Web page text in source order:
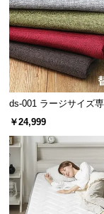
o.,
ストレッ
ストレッチ生
伸縮性のある
と相性抜群で
ds-001 ラージサイズ
ー
￥24,999